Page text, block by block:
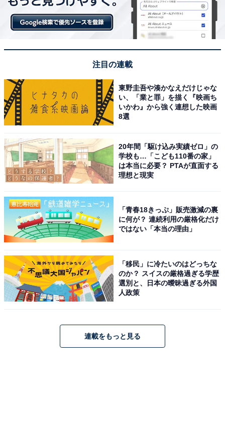
注目の連載
東野圭吾や湊かなえだけじゃな
い、「業と罪」を描く『映画ち
いかわ』から強く連想した映画
8選
20年間「駆け込み実績ゼロ」の
学校も…「こども110番の家」
は本当に必要？ PTAが直面する
理想と現実
「青春18きっぷ」販売激減の裏
に何が？ 連続利用の厳格化だけ
ではない「本当の理由」
「移民」に冷たいのはどっちな
のか？ スイスの厳格過ぎる学歴
選別と、日本の曖昧過ぎる外国
人政策
連載をもっと見る